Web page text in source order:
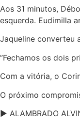
Aos 31 minutos,
esquerda. Eudimilla
Jaqueline converteu
”Fechamos os dois
Com a vitória, o
O próximo
► ALAMBRADO